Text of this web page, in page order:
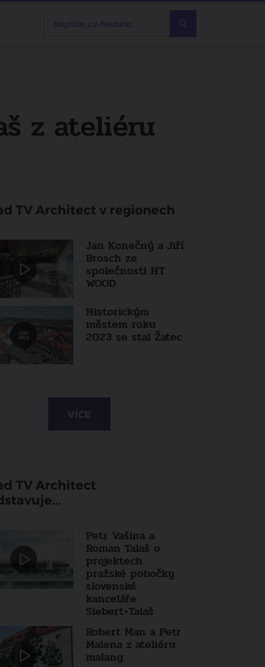
z ateliéru
TV Architect v regionech
Jan Konečný a Jiří
Brosch ze
společnosti HT
WOOD
Historickým
městem roku
2023 se stal Žatec
VÍCE
TV Architect
Petr Vašina a
Roman Talaš o
projektech
pražské pobočky
slovenské
kanceláře
Siebert+Talaš
Robert Man a Petr
Malena z ateliéru
malang